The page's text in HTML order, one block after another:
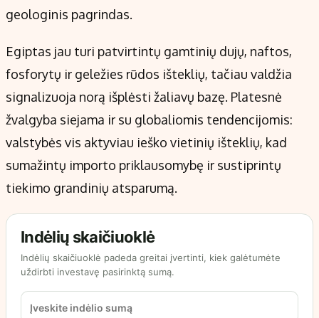
geologinis pagrindas.
Egiptas jau turi patvirtintų gamtinių dujų, naftos,
fosforytų ir geležies rūdos išteklių, tačiau valdžia
signalizuoja norą išplėsti žaliavų bazę. Platesnė
žvalgyba siejama ir su globaliomis tendencijomis:
valstybės vis aktyviau ieško vietinių išteklių, kad
sumažintų importo priklausomybę ir sustiprintų
tiekimo grandinių atsparumą.